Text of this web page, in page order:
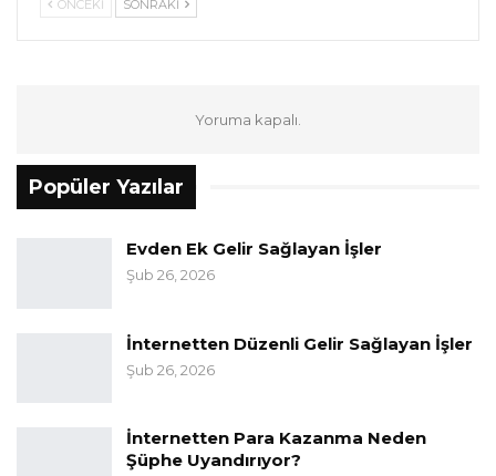
ÖNCEKI SONRAKI
Yoruma kapalı.
Popüler Yazılar
Evden Ek Gelir Sağlayan İşler
Şub 26, 2026
İnternetten Düzenli Gelir Sağlayan İşler
Şub 26, 2026
İnternetten Para Kazanma Neden
Şüphe Uyandırıyor?